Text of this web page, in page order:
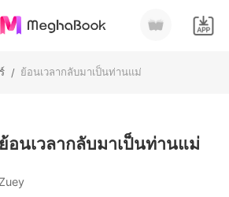
/ ย้อนเวลากลับมาเป็นท่านแม่
ย้อนเวลากลับมาเป็นท่านแม่
Zuey